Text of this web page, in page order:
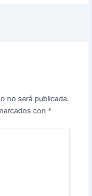
no será publicada.
con *